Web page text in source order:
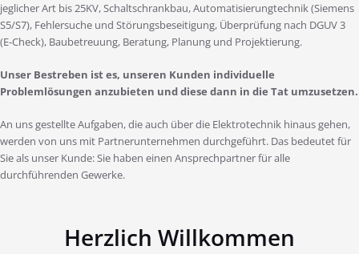
jeglicher Art bis 25KV, Schaltschrankbau, Automatisierungtechnik (Siemens
S5/S7), Fehlersuche und Störungsbeseitigung, Überprüfung nach DGUV 3
(E-Check), Baubetreuung, Beratung, Planung und Projektierung.
Unser Bestreben ist es, unseren Kunden individuelle
Problemlösungen anzubieten und diese dann in die Tat umzusetzen.
An uns gestellte Aufgaben, die auch über die Elektrotechnik hinaus gehen,
werden von uns mit Partnerunternehmen durchgeführt. Das bedeutet für
Sie als unser Kunde: Sie haben einen Ansprechpartner für alle
durchführenden Gewerke.
Herzlich Willkommen